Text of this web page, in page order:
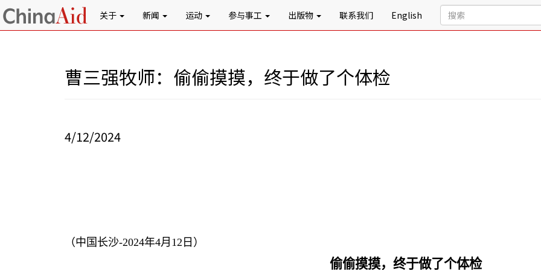
关于 新闻 运动 参与事工 出版物 联系我们 English
曹三强牧师：偷偷摸摸，终于做了个体检
4/12/2024
（中国长沙-2024年4月 12 日）
偷偷摸摸，终于做了个体检